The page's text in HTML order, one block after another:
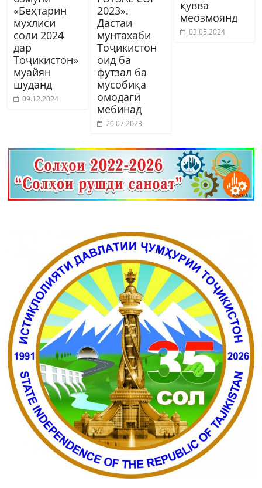
«Беҳтарин
мухлиси
соли 2024
дар
Тоҷикистон»
муайян
шуданд
09.12.2024
2023».
Дастаи
мунтахаби
Тоҷикистон
оид ба
футзал ба
мусобиқа
омодагӣ
мебинад
20.07.2023
қувва
меозмоянд
03.05.2024